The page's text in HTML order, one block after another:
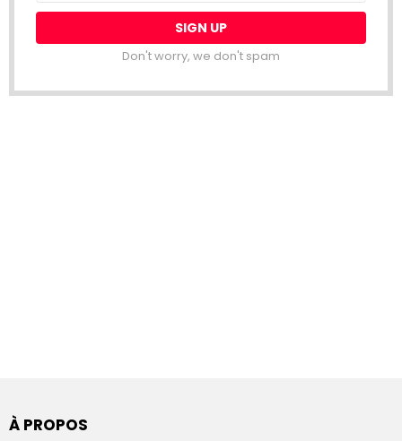
Don't worry, we don't spam
À PROPOS